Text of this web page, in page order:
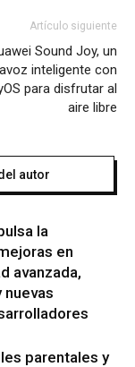
Artículo siguiente
Sound Joy, un
inteligente con
para disfrutar al
aire libre
autor
la
en
avanzada,
nuevas
parentales y